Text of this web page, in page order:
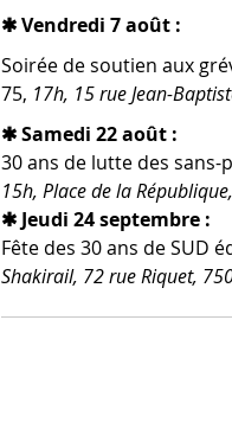
✱ Vendredi 7 août :
Soirée de sou­tien aux
75, 17h, 15 rue Jean-​
✱ Samedi 22 août :
30 ans de lutte des
15h, Place de la
✱ Jeudi 24 septembre :
Fête des 30 ans de SUD
Shakirail, 72 rue Riquet,